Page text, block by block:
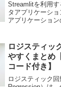
Streamlitを利用
タアプリケーショ
アプリケーショ
Streamlit
ロジスティッ
やすくまとめ
コード付き】
ロジスティック